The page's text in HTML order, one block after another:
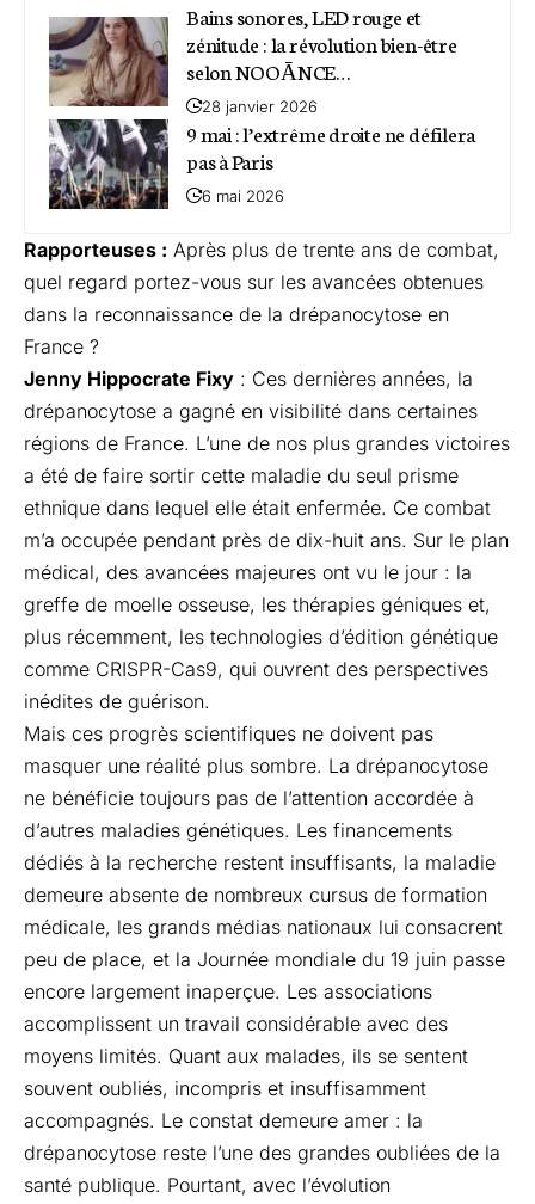
Bains sonores, LED rouge et
zénitude : la révolution bien-être
selon NOOĀNCE…
28 janvier 2026
9 mai : l’extrême droite ne défilera
pas à Paris
6 mai 2026
Rapporteuses : Après plus de trente ans de combat,
quel regard portez-vous sur les avancées obtenues
dans la reconnaissance de la drépanocytose en
France ?
Jenny Hippocrate Fixy : Ces dernières années, la
drépanocytose a gagné en visibilité dans certaines
régions de France. L’une de nos plus grandes victoires
a été de faire sortir cette maladie du seul prisme
ethnique dans lequel elle était enfermée. Ce combat
m’a occupée pendant près de dix-huit ans. Sur le plan
médical, des avancées majeures ont vu le jour : la
greffe de moelle osseuse, les thérapies géniques et,
plus récemment, les technologies d’édition génétique
comme CRISPR-Cas9, qui ouvrent des perspectives
inédites de guérison.
Mais ces progrès scientifiques ne doivent pas
masquer une réalité plus sombre. La drépanocytose
ne bénéficie toujours pas de l’attention accordée à
d’autres maladies génétiques. Les financements
dédiés à la recherche restent insuffisants, la maladie
demeure absente de nombreux cursus de formation
médicale, les grands médias nationaux lui consacrent
peu de place, et la Journée mondiale du 19 juin passe
encore largement inaperçue. Les associations
accomplissent un travail considérable avec des
moyens limités. Quant aux malades, ils se sentent
souvent oubliés, incompris et insuffisamment
accompagnés. Le constat demeure amer : la
drépanocytose reste l’une des grandes oubliées de la
santé publique. Pourtant, avec l’évolution